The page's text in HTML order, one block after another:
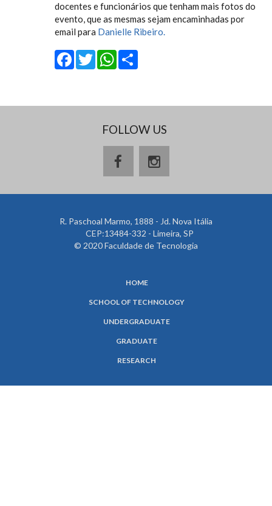
docentes e funcionários que tenham mais fotos do
evento, que as mesmas sejam encaminhadas por
email para Danielle Ribeiro.
Facebook
Twitter
WhatsApp
FOLLOW US
R. Paschoal Marmo, 1888 - Jd. Nova Itália
CEP:13484-332 - Limeira, SP
© 2020 Faculdade de Tecnologia
HOME
SCHOOL OF TECHNOLOGY
UNDERGRADUATE
GRADUATE
RESEARCH